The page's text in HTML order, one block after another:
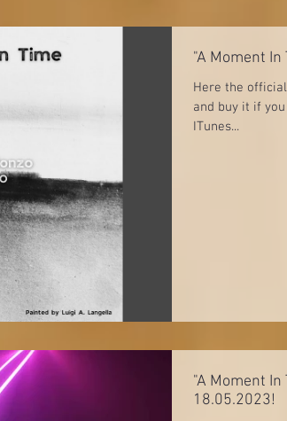
"A Moment In
Here the
and buy it if
ITunes...
"A Moment
18.05.2023!